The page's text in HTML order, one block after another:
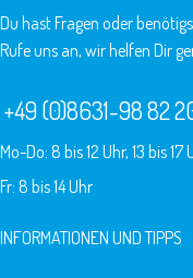
Du hast Fragen oder
Rufe uns an, wir helfen Dir
+49 (0)8631-98 82
Mo-Do: 8 bis 12 Uhr, 13 bis 17
Fr: 8 bis 14 Uhr
INFORMATIONEN UND TIPPS